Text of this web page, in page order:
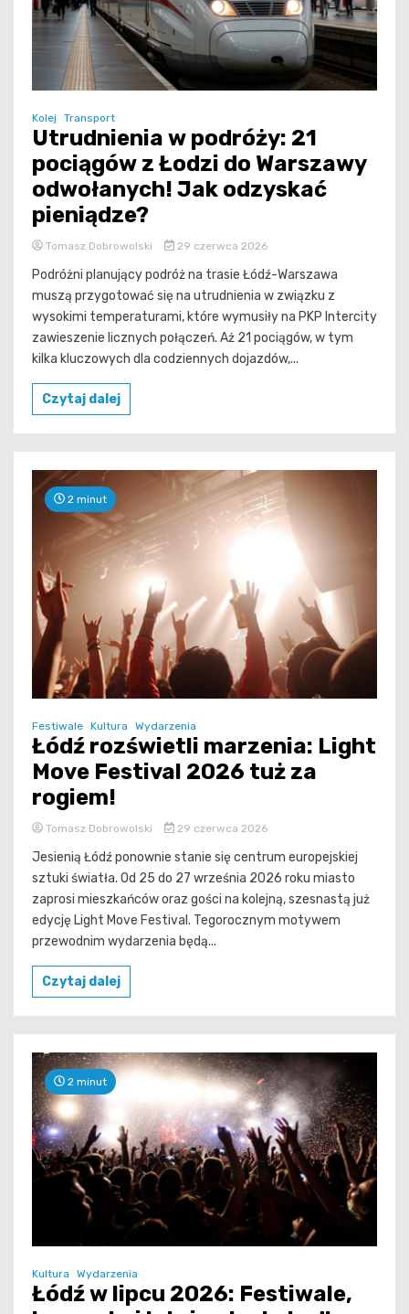
Kolej Transport
Utrudnienia w podróży: 21
pociągów z Łodzi do Warszawy
odwołanych! Jak odzyskać
pieniądze?
Tomasz Dobrowolski 29 czerwca 2026
Podróżni planujący podróż na trasie Łódź-Warszawa
muszą przygotować się na utrudnienia w związku z
wysokimi temperaturami, które wymusiły na PKP Intercity
zawieszenie licznych połączeń. Aż 21 pociągów, w tym
kilka kluczowych dla codziennych dojazdów,...
Czytaj dalej
2 minut
Festiwale Kultura Wydarzenia
Łódź rozświetli marzenia: Light
Move Festival 2026 tuż za
rogiem!
Tomasz Dobrowolski 29 czerwca 2026
Jesienią Łódź ponownie stanie się centrum europejskiej
sztuki światła. Od 25 do 27 września 2026 roku miasto
zaprosi mieszkańców oraz gości na kolejną, szesnastą już
edycję Light Move Festival. Tegorocznym motywem
przewodnim wydarzenia będą...
Czytaj dalej
2 minut
Kultura Wydarzenia
Łódź w lipcu 2026: Festiwale,